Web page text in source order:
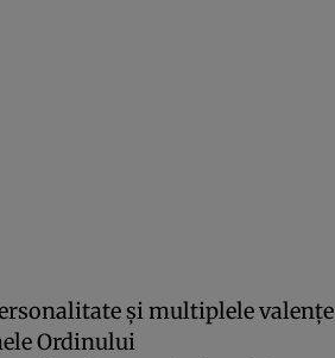
şi multiplele valenţe
Ordinului